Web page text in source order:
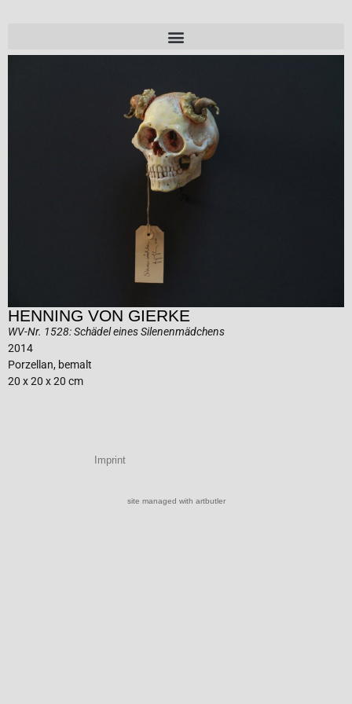
HENNING VON GIERKE
WV-Nr. 1528: Schädel eines Silenenmädchens
2014
Porzellan, bemalt
20 x 20 x 20 cm
Imprint
site managed with artbutler